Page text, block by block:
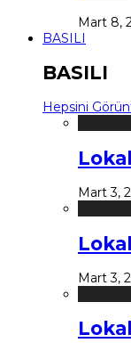
Mart 8,
BASILI
BASILI
Hepsini
Mart 3,
Mart 3,